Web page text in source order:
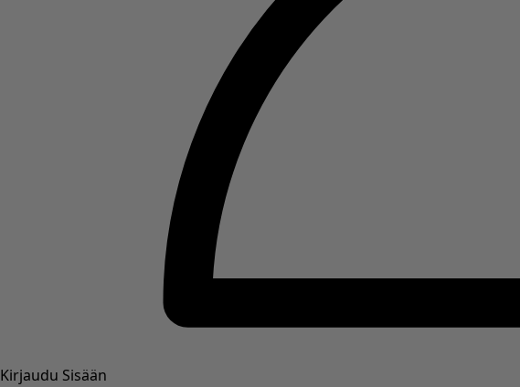
Kirjaudu Sisään